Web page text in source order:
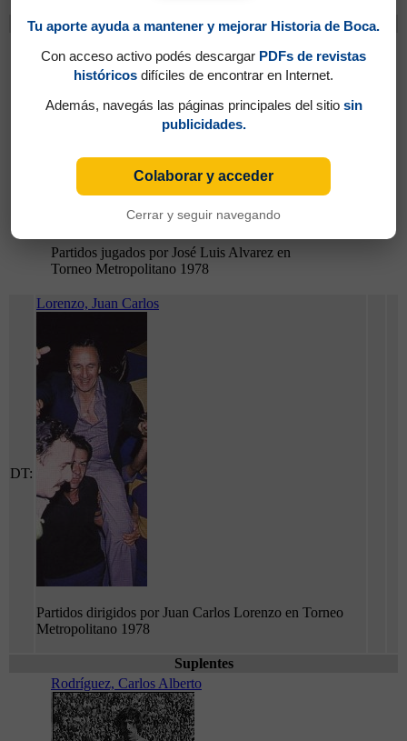
Cambios
Partidos jugados por José Luis Alvarez en
Torneo Metropolitano 1978
DT:
Lorenzo, Juan Carlos
Partidos dirigidos por Juan Carlos Lorenzo en Torneo
Metropolitano 1978
Suplentes
Rodríguez, Carlos Alberto
Tu aporte ayuda a mantener y mejorar Historia de Boca.
Con acceso activo podés descargar PDFs de revistas
históricos difíciles de encontrar en Internet.
Además, navegás las páginas principales del sitio sin
publicidades.
Colaborar y acceder
Cerrar y seguir navegando